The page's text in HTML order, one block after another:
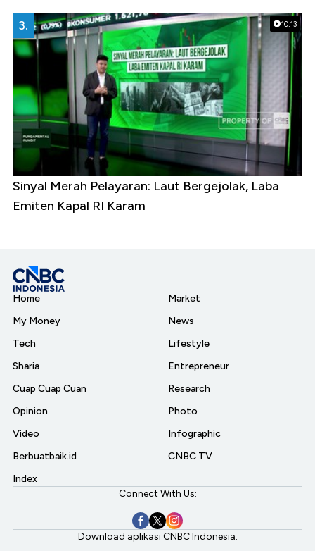
10:13
3.
Sinyal Merah Pelayaran: Laut Bergejolak, Laba
Emiten Kapal RI Karam
Home
My Money
Tech
Sharia
Cuap Cuap Cuan
Opinion
Video
Berbuatbaik.id
Index
Market
News
Lifestyle
Entrepreneur
Research
Photo
Infographic
CNBC TV
Connect With Us:
Download aplikasi CNBC Indonesia: